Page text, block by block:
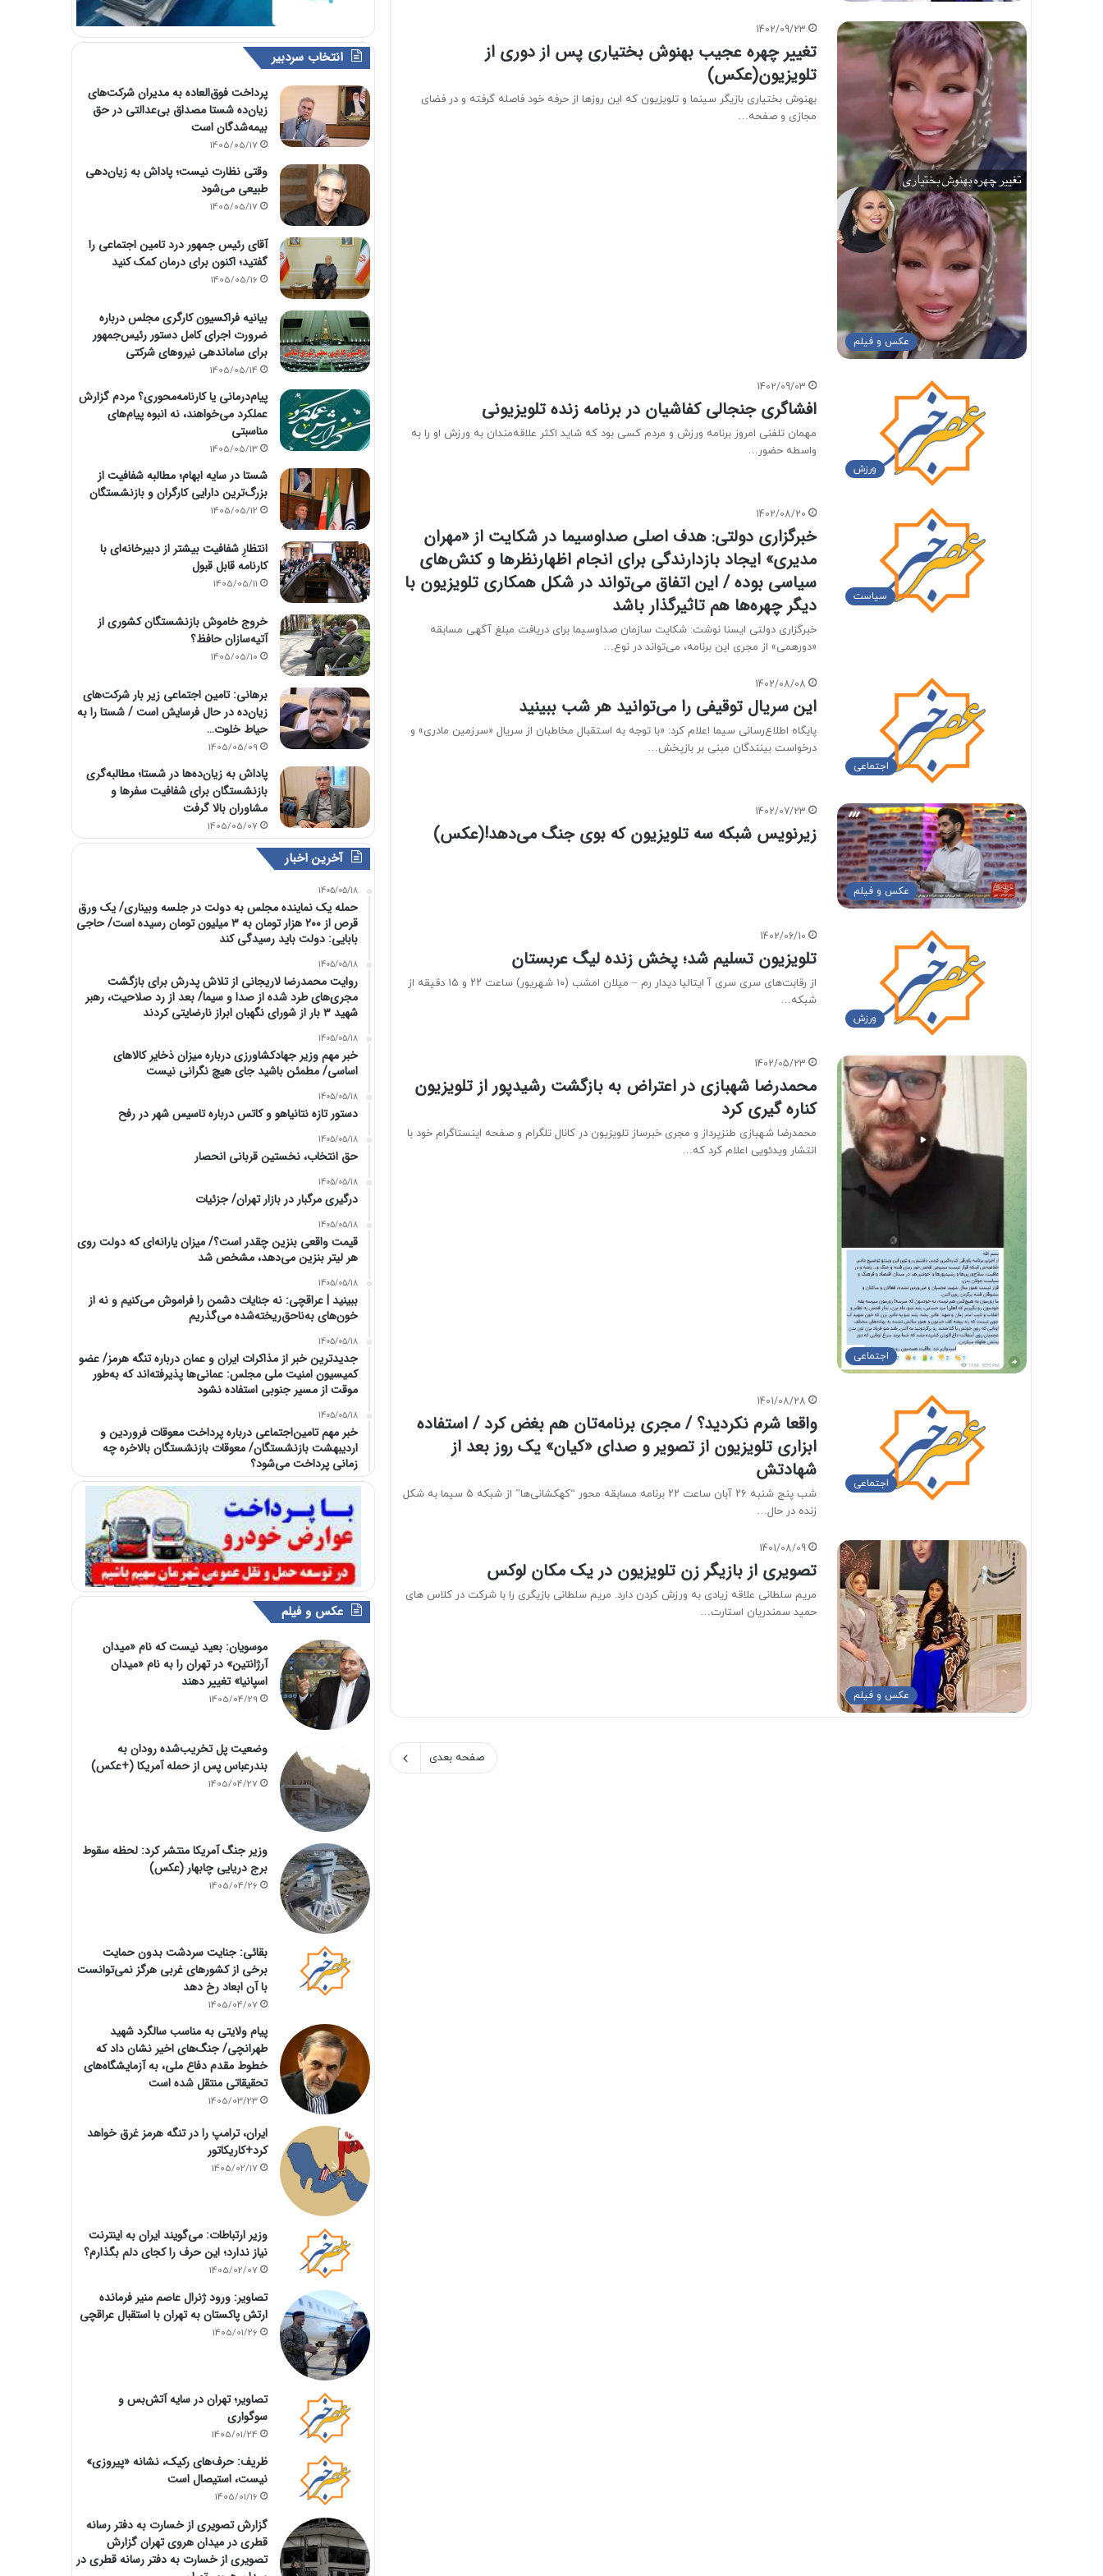
عکس و فیلم
1402/09/23
تغییر چهره عجیب بهنوش بختیاری پس از دوری از
تلویزیون(عکس)
بهنوش بختیاری بازیگر سینما و تلویزیون که این روزها از حرفه خود فاصله گرفته و در فضای
مجازی و صفحه…
ورزش
1402/09/03
افشاگری جنجالی کفاشیان در برنامه زنده تلویزیونی
مهمان تلفنی امروز برنامه ورزش و مردم کسی بود که شاید اکثر علاقه‌مندان به ورزش او را به
واسطه حضور…
سیاست
1402/08/20
خبرگزاری دولتی: هدف اصلی صداوسیما در شکایت از «مهران
مدیری» ایجاد بازدارندگی برای انجام اظهارنظر‌ها و کنش‌های
سیاسی بوده / این اتفاق می‌تواند در شکل همکاری تلویزیون با
دیگر چهره‌ها هم تاثیرگذار باشد
خبرگزاری دولتی ایسنا نوشت: شکایت سازمان صداوسیما برای دریافت مبلغ آگهی مسابقه
«دورهمی» از مجری این برنامه، می‌تواند در نوع…
اجتماعی
1402/08/08
این سریال توقیفی را می‌توانید هر شب ببینید
پایگاه اطلاع‌رسانی سیما اعلام کرد: «با توجه به استقبال مخاطبان از سریال «سرزمین مادری» و
درخواست بینندگان مبنی بر بازپخش…
عکس و فیلم
1402/07/23
زیرنویس شبکه سه تلویزیون که بوی جنگ می‌دهد!(عکس)
ورزش
1402/06/10
تلویزیون تسلیم شد؛ پخش زنده لیگ عربستان
از رقابت‌های سری سری آ ایتالیا دیدار رم – میلان امشب (۱۰ شهریور) ساعت ۲۲ و ۱۵ دقیقه از
شبکه…
اجتماعی
1402/05/23
محمدرضا شهبازی در اعتراض به بازگشت رشیدپور از تلویزیون
کناره گیری کرد
محمدرضا شهبازی طنزپرداز و مجری خبرساز تلویزیون در کانال تلگرام و صفحه اینستاگرام خود با
انتشار ویدئویی اعلام کرد که…
اجتماعی
1401/08/28
واقعا شرم نکردید؟ / مجری برنامه‌تان هم بغض کرد / استفاده
ابزاری تلویزیون از تصویر و صدای «کیان» یک روز بعد از
شهادتش
شب پنج شنبه ۲۶ آبان ساعت ۲۲ برنامه مسابقه محور “کهکشانی‌ها” از شبکه ۵ سیما به شکل
زنده در حال…
عکس و فیلم
1401/08/09
تصویری از بازیگر زن تلویزیون در یک مکان لوکس
مریم سلطانی علاقه زیادی به ورزش کردن دارد. مریم سلطانی بازیگری را با شرکت در کلاس های
حمید سمندریان استارت…
صفحه بعدی
انتخاب سردبیر
پرداخت فوق‌العاده به مدیران شرکت‌های
زیان‌ده شستا مصداق بی‌عدالتی در حق
بیمه‌شدگان است
1405/05/17
وقتی نظارت نیست؛ پاداش به زیان‌دهی
طبیعی می‌شود
1405/05/17
آقای رئیس جمهور درد تامین اجتماعی را
گفتید؛ اکنون برای درمان کمک کنید
1405/05/16
بیانیه فراکسیون کارگری مجلس درباره
ضرورت اجرای کامل دستور رئیس‌جمهور
برای ساماندهی نیروهای شرکتی
1405/05/14
پیام‌درمانی یا کارنامه‌محوری؟ مردم گزارش
عملکرد می‌خواهند، نه انبوه پیام‌های
مناسبتی
1405/05/13
شستا در سایه ابهام؛ مطالبه شفافیت از
بزرگ‌ترین دارایی کارگران و بازنشستگان
1405/05/12
انتظارِ شفافیت بیشتر از دبیرخانه‌ای با
کارنامه قابل قبول
1405/05/11
خروج خاموش بازنشستگان کشوری از
آتیه‌سازان حافظ؟
1405/05/10
برهانی: تامین اجتماعی زیر بار شرکت‌های
زیان‌ده در حال فرسایش است / شستا را به
حیاط خلوت…
1405/05/09
پاداش به زیان‌ده‌ها در شستا؛ مطالبه‌گری
بازنشستگان برای شفافیت سفرها و
مشاوران بالا گرفت
1405/05/07
آخرین اخبار
1405/05/18
حمله یک نماینده مجلس به دولت در جلسه وبیناری/ یک ورق
قرص از ۲۰۰ هزار تومان به ۳ میلیون تومان رسیده است/ حاجی
بابایی: دولت باید رسیدگی کند
1405/05/18
روایت محمدرضا لاریجانی از تلاش پدرش برای بازگشت
مجری‌های طرد شده از صدا و سیما/ بعد از رد صلاحیت، رهبر
شهید ۳ بار از شورای نگهبان ابراز نارضایتی کردند
1405/05/18
خبر مهم وزیر جهادکشاورزی درباره میزان ذخایر کالاهای
اساسی/ مطمئن باشید جای هیچ نگرانی نیست
1405/05/18
دستور تازه نتانیاهو و کاتس درباره تاسیس شهر در رفح
1405/05/18
حق انتخاب، نخستین قربانی انحصار
1405/05/18
درگیری مرگبار در بازار تهران/ جزئیات
1405/05/18
قیمت واقعی بنزین چقدر است؟/ میزان یارانه‌ای که دولت روی
هر لیتر بنزین می‌دهد، مشخص شد
1405/05/18
ببینید | عراقچی: نه جنایات دشمن را فراموش می‌کنیم و نه از
خون‌های به‌ناحق‌ریخته‌شده می‌گذریم
1405/05/18
جدیدترین خبر از مذاکرات ایران و عمان درباره تنگه هرمز/ عضو
کمیسیون امنیت ملی مجلس: عمانی‌ها پذیرفته‌اند که به‌طور
موقت از مسیر جنوبی استفاده نشود
1405/05/18
خبر مهم تامین‌اجتماعی درباره پرداخت معوقات فروردین و
اردیبهشت بازنشستگان/ معوقات بازنشستگان بالاخره چه
زمانی پرداخت می‌شود؟
عکس و فیلم
موسویان: بعید نیست که نام «میدان
آرژانتین» در تهران را به نام «میدان
اسپانیا» تغییر دهند
1405/04/29
وضعیت پل تخریب‌شده رودان به
بندرعباس پس از حمله آمریکا (+عکس)
1405/04/27
وزیر جنگ آمریکا منتشر کرد: لحظه سقوط
برج دریایی چابهار (عکس)
1405/04/26
بقائی: جنایت سردشت بدون حمایت
برخی از کشورهای غربی هرگز نمی‌توانست
با آن ابعاد رخ دهد
1405/04/07
پیام ولایتی به مناسب سالگرد شهید
طهرانچی/ جنگ‌های اخیر نشان داد که
خطوط مقدم دفاع ملی، به آزمایشگاه‌های
تحقیقاتی منتقل شده است
1405/03/23
ایران، ترامپ را در تنگه هرمز غرق خواهد
کرد+کاریکاتور
1405/02/17
وزیر ارتباطات: می‌گویند ایران به اینترنت
نیاز ندارد؛ این حرف را کجای دلم بگذارم؟
1405/02/07
تصاویر: ورود ژنرال عاصم منیر فرمانده
ارتش پاکستان به تهران با استقبال عراقچی
1405/01/26
تصاویر؛ تهران در سایه آتش‌بس و
سوگواری
1405/01/24
ظریف: حرف‌های رکیک، نشانه «پیروزی»
نیست، استیصال است
1405/01/16
گزارش تصویری از خسارت به دفتر رسانه
قطری در میدان هروی تهران گزارش
تصویری از خسارت به دفتر رسانه قطری در